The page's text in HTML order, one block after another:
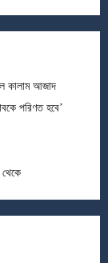
কালাম আজাদ
পরিণত হবে’